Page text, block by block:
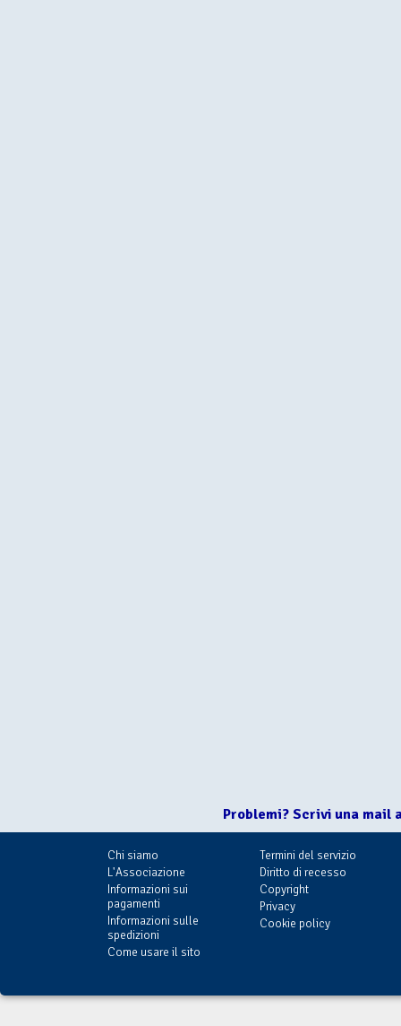
Problemi? Scrivi una mail
Chi siamo
L'Associazione
Informazioni sui
pagamenti
Informazioni sulle
spedizioni
Come usare il sito
Termini del servizio
Diritto di recesso
Copyright
Privacy
Cookie policy